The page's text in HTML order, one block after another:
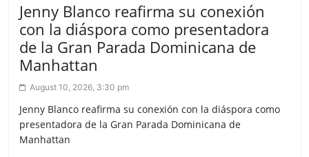
Jenny Blanco reafirma su conexión
con la diáspora como presentadora
de la Gran Parada Dominicana de
Manhattan
August 10, 2026, 3:30 pm
Jenny Blanco reafirma su conexión con la diáspora como
presentadora de la Gran Parada Dominicana de
Manhattan